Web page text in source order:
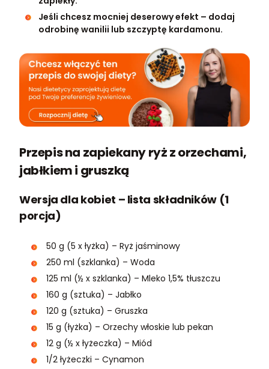
Jeśli chcesz mocniej deserowy efekt – dodaj
odrobinę wanilii lub szczyptę kardamonu.
Przepis na zapiekany ryż z orzechami,
jabłkiem i gruszką
Wersja dla kobiet – lista składników (1
porcja)
50 g (5 x łyżka) – Ryż jaśminowy
250 ml (szklanka) – Woda
125 ml (½ x szklanka) – Mleko 1,5% tłuszczu
160 g (sztuka) – Jabłko
120 g (sztuka) – Gruszka
15 g (łyżka) – Orzechy włoskie lub pekan
12 g (½ x łyżeczka) – Miód
1/2 łyżeczki – Cynamon